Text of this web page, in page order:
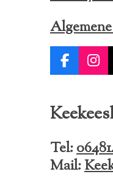
F
a
b
o
k
I
n
a
r
a
m
Tel:
Mail: